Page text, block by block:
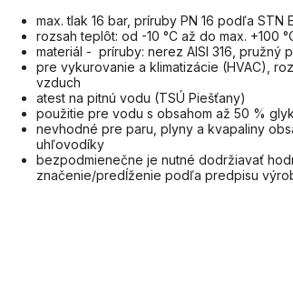
max. tlak 16 bar, príruby PN 16 podľa STN
rozsah teplôt: od -10 °C až do max. +100
materiál - príruby: nerez AISI 316, pružný
pre vykurovanie a klimatizácie (HVAC),
vzduch
atest na pitnú vodu (TSÚ Piešťany)
použitie pre vodu s obsahom až 50 %
nevhodné pre paru, plyny a kvapaliny
uhľovodíky
bezpodmienečne je nutné dodržiavať
značenie/predĺženie podľa predpisu